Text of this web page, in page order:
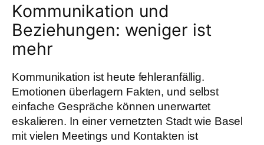
Kommunikation und
Beziehungen: weniger ist
mehr
Kommunikation ist heute fehleranfällig.
Emotionen überlagern Fakten, und selbst
einfache Gespräche können unerwartet
eskalieren. In einer vernetzten Stadt wie Basel
mit vielen Meetings und Kontakten ist